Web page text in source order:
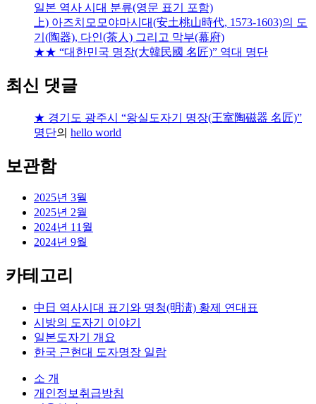
일본 역사 시대 분류(영문 표기 포함)
上) 아즈치모모야마시대(安土桃山時代, 1573-1603)의 도
기(陶器), 다인(茶人) 그리고 막부(幕府)
★★ “대한민국 명장(大韓民國 名匠)” 역대 명단
최신 댓글
★ 경기도 광주시 “왕실도자기 명장(王室陶磁器 名匠)”
명단의 hello world
보관함
2025년 3월
2025년 2월
2024년 11월
2024년 9월
카테고리
中日 역사시대 표기와 명청(明淸) 황제 연대표
시방의 도자기 이야기
일본도자기 개요
한국 근현대 도자명장 일람
소 개
개인정보취급방침